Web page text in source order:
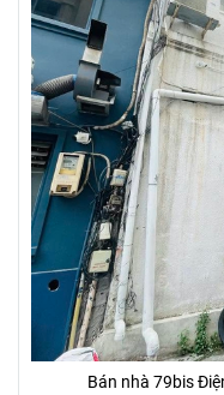
Bán nhà 79bis